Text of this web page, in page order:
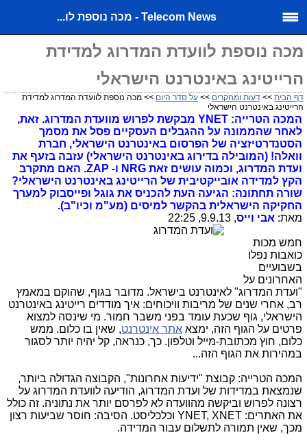
Telecom News - מכה נוספת לו...
מכה נוספת לוועדת המדרוג למדידת
הרייטינג באינטרנט הישראלי
דף הבית >> דעות ומחקרים >> על סדר היום >> מכה נוספת לוועדת המדרוג למדידת
הרייטינג באינטרנט הישראלי
המכה הטרייה: YNET מבקשת לפרוש מוועדת המדרוג. זאת,
לאחר שהממונה על ההגבלים העסקיים פסל את מסמך
הסטנדרטיזציה של הפרסום באינטרנט הישראלי, חברת
וואלה! (המובילה בדירוג באינטרנט הישראלי) עזבה בזעף את
ועדת המדרוג, וכמוה עושים זאת NRG ו- ZAP. האם מתקרב
הקץ למדידה אובייקטיבית של הרייטינג באינטרנט הישראלי?
שורה תחתונה: הגיעה העת להכניס את גוגל ופייסבוק למערך
החקיקה הישראלית בהקשר למיסים (מע"מ וכיו"ב).
מאת: אבי וייס, 9.9.13, 22:25
חמש מכות
כואבות נפלו
בשבועיים
האחרונים על
"ועדת המדרוג" לאינטרנט בישראל. מדובר בגוף, שהוקם במאמץ
רב, אחרי שנים של מריבות וויכוחים: איך מודדים רייטינג באינטרנט
הישראלי, גוף שכעת עומד בפני משבר חמור. מי שינסה למצוא
פרטים על הגוף הזה, ימצא אתר אינטרנט, שאין בו כלום. ממש
כלום, חוץ מכתובת-מייל וטלפון. כך, כנראה, קל יהיה יותר לסגור
במהירות את הגוף הזה...
המכה הטרייה: קבוצת "ידיעות אחרונות", הקבוצה הגדולה ביותר,
שנמצאת במדידות של ועדת המדרוג, הודיעה לוועדת המדרוג על
רצונה לפרוש וביקשה מהוועדה לא לפרסם יותר את נתוניה. זה כולל
את האתרים: YNET, XNET וכלכליסט. הסיבה: חוסר שביעות רצון
מכך, שאין תמורה לתשלום עבור המדידה.